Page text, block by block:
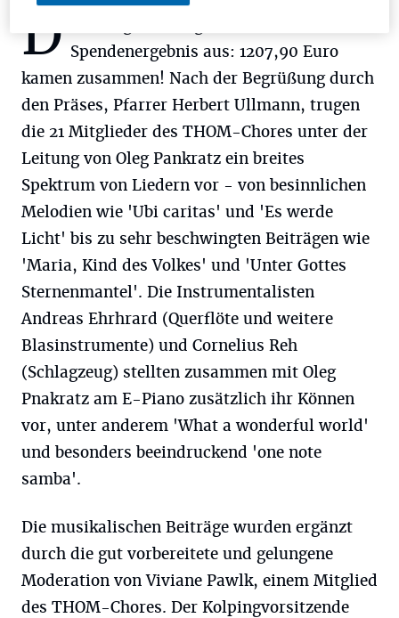
D Spendenergebnis aus: 1207,90 Euro
kamen zusammen! Nach der Begrüßung durch
den Präses, Pfarrer Herbert Ullmann, trugen
die 21 Mitglieder des THOM-Chores unter der
Leitung von Oleg Pankratz ein breites
Spektrum von Liedern vor - von besinnlichen
Melodien wie 'Ubi caritas' und 'Es werde
Licht' bis zu sehr beschwingten Beiträgen wie
'Maria, Kind des Volkes' und 'Unter Gottes
Sternenmantel'. Die Instrumentalisten
Andreas Ehrhrard (Querflöte und weitere
Blasinstrumente) und Cornelius Reh
(Schlagzeug) stellten zusammen mit Oleg
Pnakratz am E-Piano zusätzlich ihr Können
vor, unter anderem 'What a wonderful world'
und besonders beeindruckend 'one note
samba'.
Die musikalischen Beiträge wurden ergänzt
durch die gut vorbereitete und gelungene
Moderation von Viviane Pawlk, einem Mitglied
des THOM-Chores. Der Kolpingvorsitzende